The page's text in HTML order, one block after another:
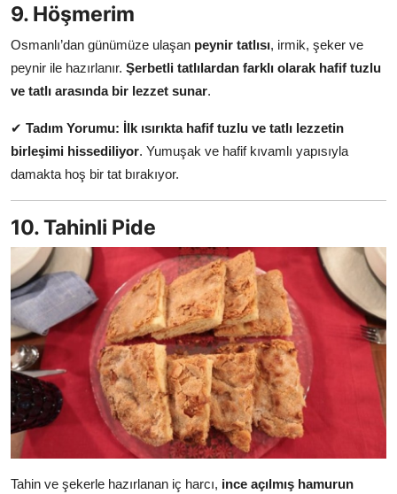
9. Höşmerim
Osmanlı’dan günümüze ulaşan peynir tatlısı, irmik, şeker ve
peynir ile hazırlanır. Şerbetli tatlılardan farklı olarak hafif tuzlu
ve tatlı arasında bir lezzet sunar.
✔ Tadım Yorumu: İlk ısırıkta hafif tuzlu ve tatlı lezzetin
birleşimi hissediliyor. Yumuşak ve hafif kıvamlı yapısıyla
damakta hoş bir tat bırakıyor.
10. Tahinli Pide
Tahin ve şekerle hazırlanan iç harcı, ince açılmış hamurun